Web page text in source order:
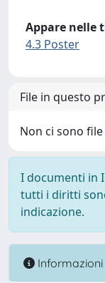
Appare nelle
4.3 Poster
File in questo
Non ci sono
I documenti in
tutti i diritti
indicazione.
Informazioni